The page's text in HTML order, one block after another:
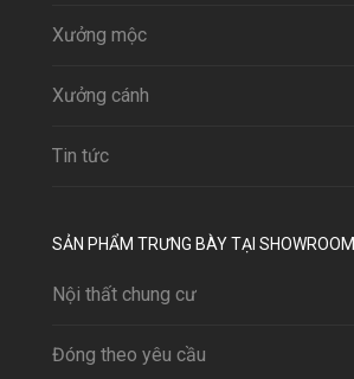
Xưởng mộc
Xưởng cánh
Tin tức
SẢN PHẨM TRƯNG BÀY TẠI SHOWROOM
Nội thất chung cư
Đóng theo yêu cầu